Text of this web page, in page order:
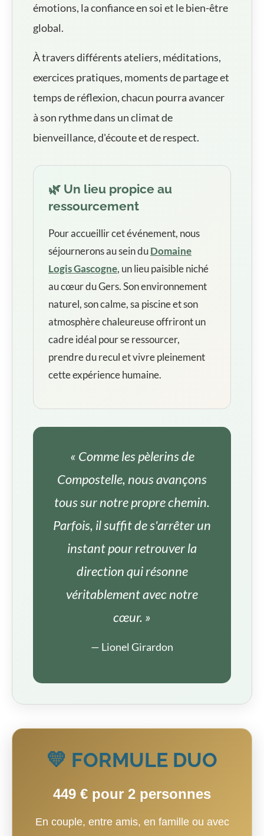
émotions, la confiance en soi et le bien-être
global.
À travers différents ateliers, méditations,
exercices pratiques, moments de partage et
temps de réflexion, chacun pourra avancer
à son rythme dans un climat de
bienveillance, d'écoute et de respect.
🌿 Un lieu propice au
ressourcement
Pour accueillir cet événement, nous
séjournerons au sein duDomaine
Logis Gascogne, un lieu paisible niché
au cœur du Gers. Son environnement
naturel, son calme, sa piscine et son
atmosphère chaleureuse offriront un
cadre idéal pour se ressourcer,
prendre du recul et vivre pleinement
cette expérience humaine.
« Comme les pèlerins de
Compostelle, nous avançons
tous sur notre propre chemin.
Parfois, il suffit de s'arrêter un
instant pour retrouver la
direction qui résonne
véritablement avec notre
cœur. »
— Lionel Girardon
💛 FORMULE DUO
449 € pour 2 personnes
En couple, entre amis, en famille ou avec